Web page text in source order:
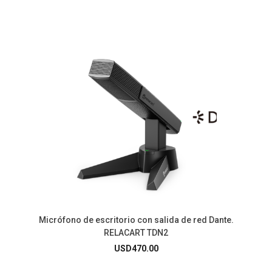
Micrófono de escritorio con salida de red Dante.
RELACART TDN2
USD470.00